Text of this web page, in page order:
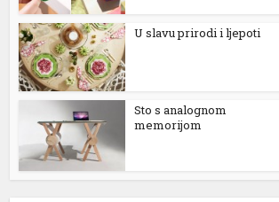
panel
panel
panel
panel
panel
U slavu prirodi i ljepoti
Sto s analognom
memorijom